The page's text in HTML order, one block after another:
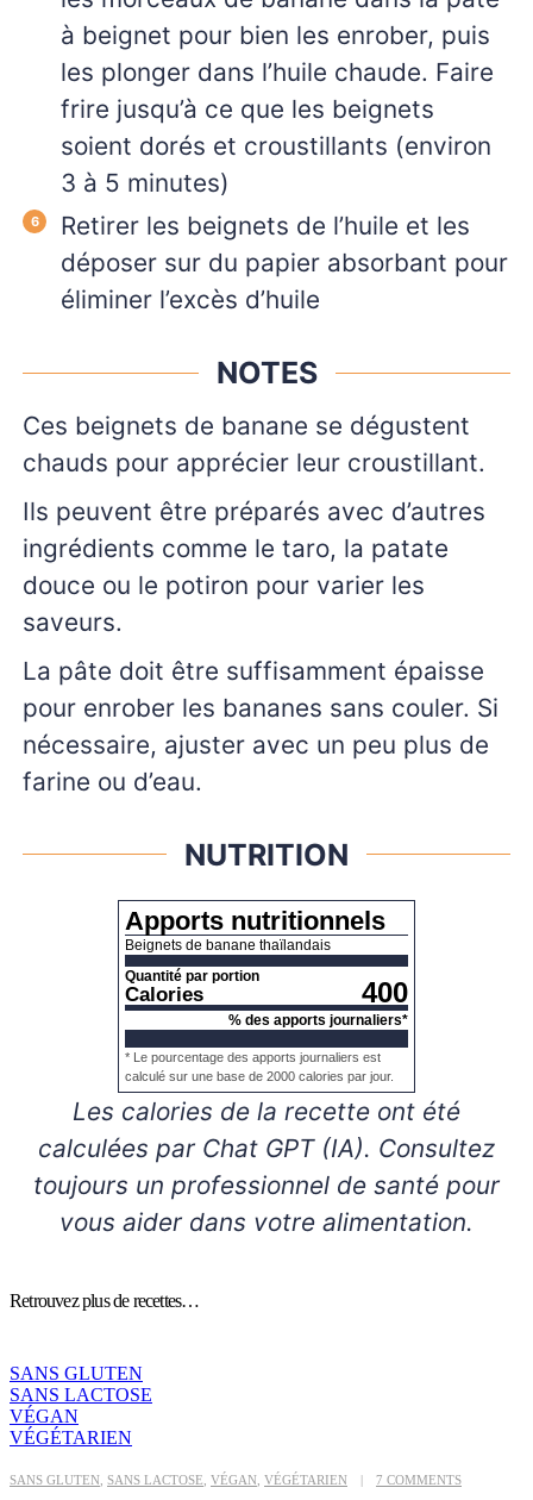
à beignet pour bien les enrober, puis
les plonger dans l’huile chaude. Faire
frire jusqu’à ce que les beignets
soient dorés et croustillants (environ
3 à 5 minutes)
Retirer les beignets de l’huile et les
déposer sur du papier absorbant pour
éliminer l’excès d’huile
NOTES
Ces beignets de banane se dégustent
chauds pour apprécier leur croustillant.
Ils peuvent être préparés avec d’autres
ingrédients comme le taro, la patate
douce ou le potiron pour varier les
saveurs.
La pâte doit être suffisamment épaisse
pour enrober les bananes sans couler. Si
nécessaire, ajuster avec un peu plus de
farine ou d’eau.
NUTRITION
Apports nutritionnels
Beignets de banane thaïlandais
Quantité par portion
Calories 400
% des apports journaliers*
* Le pourcentage des apports journaliers est
calculé sur une base de 2000 calories par jour.
Les calories de la recette ont été
calculées par Chat GPT (IA). Consultez
toujours un professionnel de santé pour
vous aider dans votre alimentation.
Retrouvez plus de recettes…
SANS GLUTEN
SANS LACTOSE
VÉGAN
VÉGÉTARIEN
SANS GLUTEN SANS LACTOSE VÉGAN VÉGÉTARIEN 7 COMMENTS